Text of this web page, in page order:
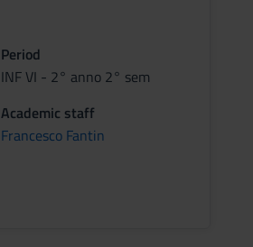
Period
INF VI - 2° anno 2° sem
Academic staff
Francesco Fantin